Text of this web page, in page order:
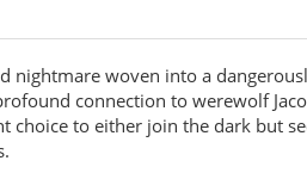
nightmare woven into a
connection to werewolf
to either join the dark but